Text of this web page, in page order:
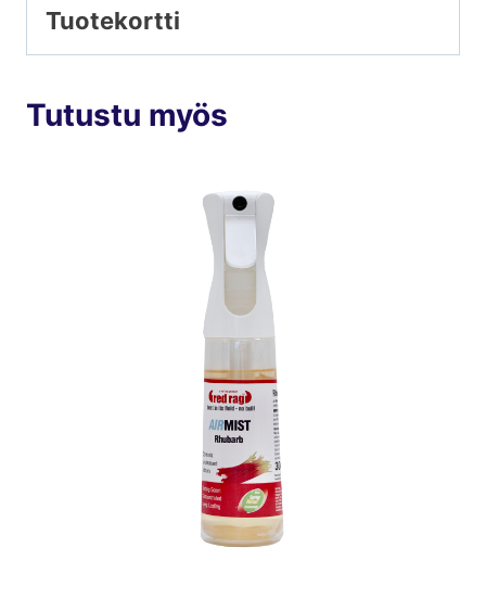
Tuotekortti
Tutustu myös